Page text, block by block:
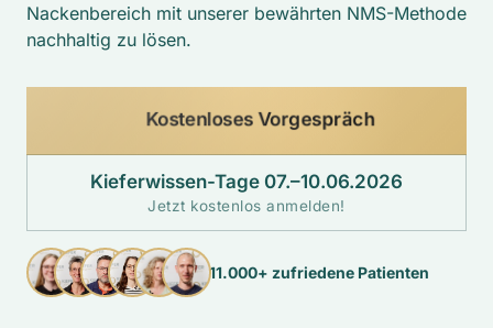
Nackenbereich mit unserer bewährten NMS-Methode
nachhaltig zu lösen.
Kostenloses Vorgespräch
Kieferwissen-Tage 07.–10.06.2026
Jetzt kostenlos anmelden!
11.000+ zufriedene Patienten